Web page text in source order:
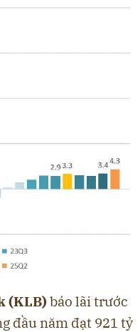
(KLB) báo lãi trước
đầu năm đạt 921 tỷ